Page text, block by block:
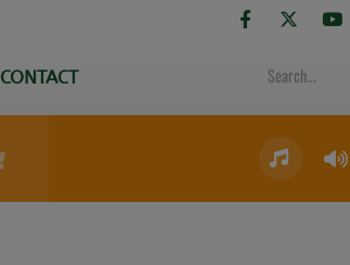
CONTACT